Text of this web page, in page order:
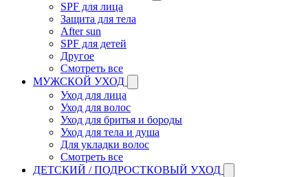
SPF для лица
Защита для тела
After sun
SPF для детей
Другое
Смотреть все
МУЖСКОЙ УХОД
Уход для лица
Уход для волос
Уход для бритья и бороды
Уход для тела и душа
Для укладки волос
Смотреть все
ДЕТСКИЙ / ПОДРОСТКОВЫЙ УХОД